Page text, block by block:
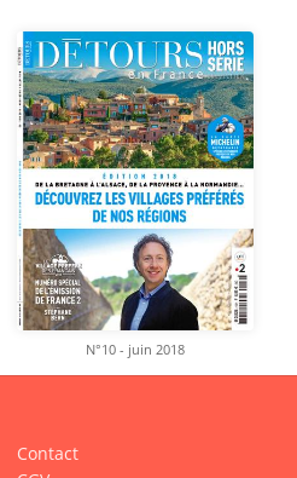
N°10 - juin 2018
Contact